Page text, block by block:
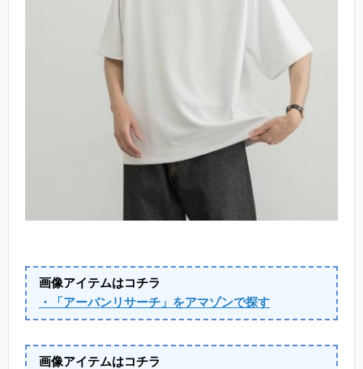
画像アイテムはコチラ
・「アーバンリサーチ」をアマゾンで探す
画像アイテムはコチラ